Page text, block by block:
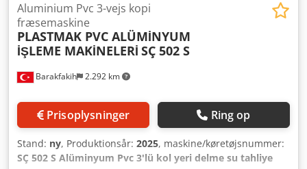
Barakfakih 2.292 km
Aluminium Pvc 3-vejs kopi
fræsemaskine
PLASTMAK PVC ALÜMİNYUM
İŞLEME MAKİNELERİ SÇ 502 S
Prisoplysninger Ring op
Stand: ny, Produktionsår: 2025, maskine/køretøjsnummer:
SÇ 502 S Alüminyum Pvc 3'lü kol yeri delme su tahliye